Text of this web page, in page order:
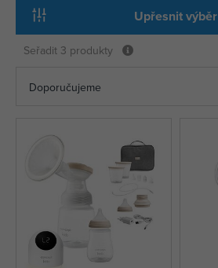
Upřesnit výběr
Seřadit 3 produkty